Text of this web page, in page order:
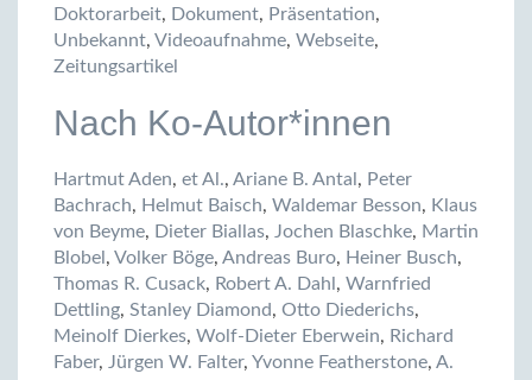
Doktorarbeit, Dokument, Präsentation,
Unbekannt, Videoaufnahme, Webseite,
Zeitungsartikel
Nach Ko-Autor*innen
Hartmut Aden, et Al., Ariane B. Antal , Peter
Bachrach, Helmut Baisch, Waldemar Besson, Klaus
von Beyme, Dieter Biallas, Jochen Blaschke, Martin
Blobel , Volker Böge, Andreas Buro, Heiner Busch,
Thomas R. Cusack, Robert A. Dahl , Warnfried
Dettling, Stanley Diamond, Otto Diederichs,
Meinolf Dierkes, Wolf-Dieter Eberwein, Richard
Faber, Jürgen W. Falter, Yvonne Featherstone, A.